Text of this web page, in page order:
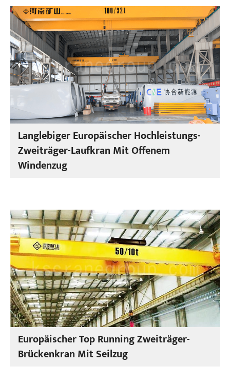
Langlebiger Europäischer Hochleistungs-
Zweiträger-Laufkran Mit Offenem
Windenzug
Europäischer Top Running Zweiträger-
Brückenkran Mit Seilzug